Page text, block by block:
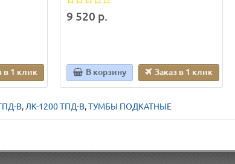
в 1 клик
9 520 р.
В корзину Заказ в 1 клик
В, ЛК-1200 ТПД-В,ТУМБЫ ПОДКАТНЫЕ